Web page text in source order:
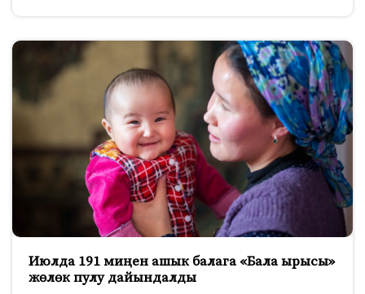
Июлда 191 миңен ашык балага «Бала ырысы»
жөлөк пулу дайындалды